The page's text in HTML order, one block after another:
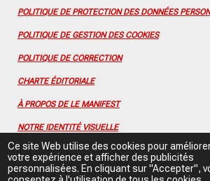
Ce site Web utilise des cookies pour
votre expérience et afficher des publicités
personnalisées. En cliquant sur "Accepter",
POLITIQUE DE PROTECTION DES DONNÉES
POLITIQUE DE GESTION DES COOKIES
POLITIQUE DE CORRECTION
CHARTE ÉDITORIALE
À PROPOS DE LE MANIFEST
NOTRE IDENTITÉ VISUELLE
CONTACTEZ-NOUS
FLUX RSS